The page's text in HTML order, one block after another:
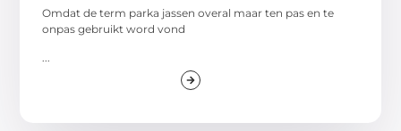
Omdat de term parka jassen overal maar ten pas en te
onpas gebruikt word vond
...